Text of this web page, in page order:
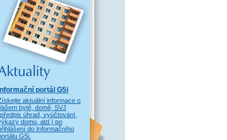
Informační portál G5i
aktuální informace o
bytě, domě, SVJ
úhrad, vyúčtování,
domu, atd.) po
do Informačního
G5i.